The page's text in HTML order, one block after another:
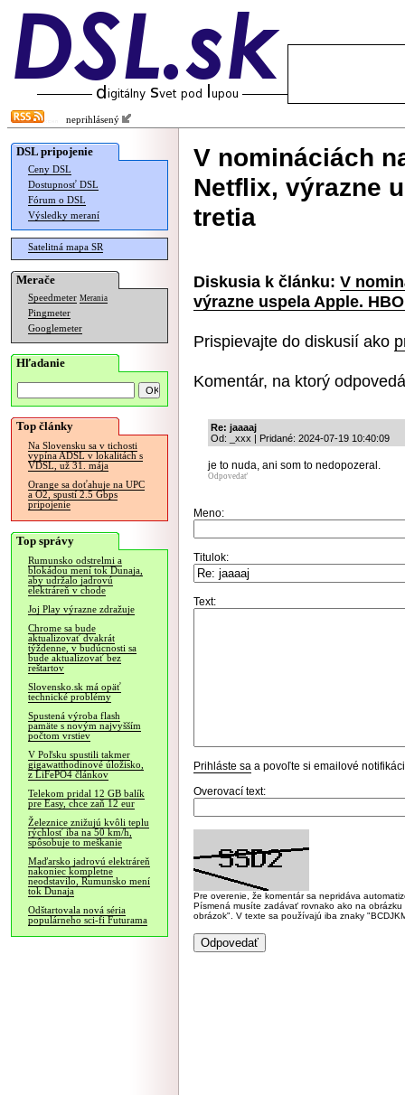
neprihlásený
DSL pripojenie
Ceny DSL
Dostupnosť DSL
Fórum o DSL
Výsledky meraní
Satelitná mapa SR
Merače
Speedmeter Merania
Pingmeter
Googlemeter
Hľadanie
Top články
Na Slovensku sa v tichosti
vypína ADSL v lokalitách s
VDSL, už 31. mája
Orange sa doťahuje na UPC
a O2, spustí 2.5 Gbps
pripojenie
Top správy
Rumunsko odstrelmi a
blokádou mení tok Dunaja,
aby udržalo jadrovú
elektráreň v chode
Joj Play výrazne zdražuje
Chrome sa bude
aktualizovať dvakrát
týždenne, v budúcnosti sa
bude aktualizovať bez
reštartov
Slovensko.sk má opäť
technické problémy
Spustená výroba flash
pamäte s novým najvyšším
počtom vrstiev
V Poľsku spustili takmer
gigawatthodinové úložisko,
z LiFePO4 článkov
Telekom pridal 12 GB balík
pre Easy, chce zaň 12 eur
Železnice znižujú kvôli teplu
rýchlosť iba na 50 km/h,
spôsobuje to meškanie
Maďarsko jadrovú elektráreň
nakoniec kompletne
neodstavilo, Rumunsko mení
tok Dunaja
Odštartovala nová séria
populárneho sci-fi Futurama
V nomináciách
Netflix, výrazne
tretia
Diskusia k článku: V
výrazne uspela Apple.
Prispievajte do diskusií ako
Komentár, na ktorý
Re: jaaaaj
Od: _xxx | Pridané: 2024-07-19 10:40:09
je to nuda, ani som to nedopozeral.
Odpovedať
Meno:
Titulok:
Text:
Prihláste sa a povoľte si emailové
Overovací text:
Pre overenie, že komentár sa nepridáva
Písmená musíte zadávať rovnako ako na
obrázok". V texte sa používajú iba znaky